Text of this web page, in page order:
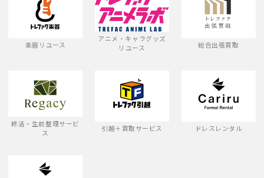
楽器リユース
アニメ・キャラグッズ
リユース
総合出張買取
終活・生前整理サービ
ス
引越＋買取サービス ドレスレンタル